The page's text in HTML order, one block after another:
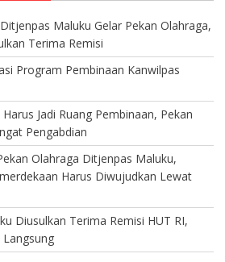
Maluku Gelar Pekan Olahraga,
Terima Remisi
Program Pembinaan Kanwilpas
Jadi Ruang Pembinaan, Pekan
Pengabdian
Olahraga Ditjenpas Maluku,
Harus Diwujudkan Lewat
Diusulkan Terima Remisi HUT RI,
Langsung